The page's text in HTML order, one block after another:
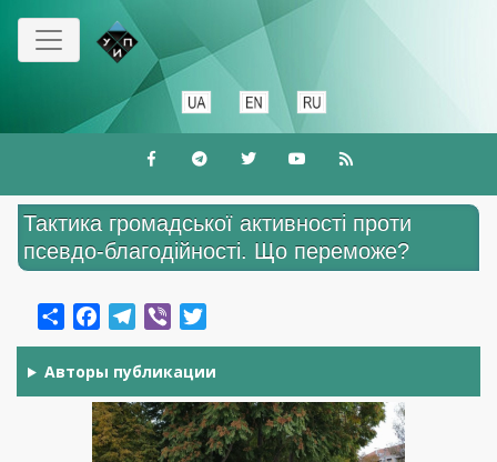
Перейти
основного
Тактика громадської активності проти
псевдо-благодійності. Що переможе?
ShareFacebookTelegram
Viber
Авторы публикации